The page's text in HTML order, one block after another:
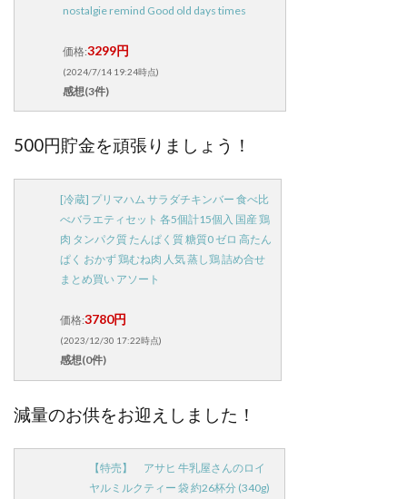
nostalgie remind Good old days times
価格:3299円
(2024/7/14 19:24時点)
感想(3件)
500円貯金を頑張りましょう！
[冷蔵] プリマハム サラダチキンバー 食べ比
べバラエティセット 各5個計15個入 国産 鶏
肉 タンパク質 たんぱく質 糖質0 ゼロ 高たん
ぱく おかず 鶏むね肉 人気 蒸し鶏 詰め合せ
まとめ買い アソート
価格:3780円
(2023/12/30 17:22時点)
感想(0件)
減量のお供をお迎えしました！
【特売】 アサヒ 牛乳屋さんのロイ
ヤルミルクティー 袋 約26杯分 (340g)